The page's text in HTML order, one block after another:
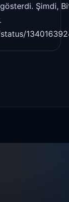
gösterdi. Şimdi,